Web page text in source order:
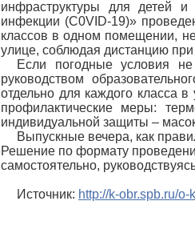
инфраструктуры для детей и
инфекции (C0VID-19)»
классов в одном помещении,
улице, соблюдая дистанцию
Если погодные условия
руководством
отдельно для каждого класса
профилактические меры:
индивидуальной защиты –
Выпускные вечера, как
Решение по формату
самостоятельно,
Источник: http://k-obr.spb.ru/